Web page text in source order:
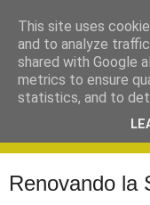
Renovando la
This site uses
and to analyze
shared with Google
metrics to ensure
statistics, and to